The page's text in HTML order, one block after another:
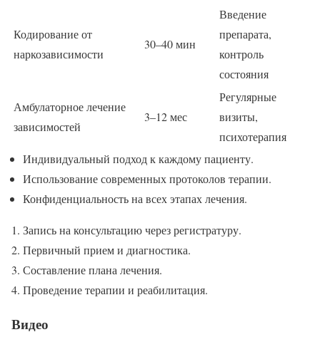
Кодирование от
наркозависимости
30–40 мин
Введение
препарата,
контроль
состояния
Амбулаторное лечение
зависимостей
3–12 мес
Регулярные
визиты,
психотерапия
Индивидуальный подход к каждому пациенту.
Использование современных протоколов терапии.
Конфиденциальность на всех этапах лечения.
Запись на консультацию через регистратуру.
Первичный прием и диагностика.
Составление плана лечения.
Проведение терапии и реабилитация.
Видео